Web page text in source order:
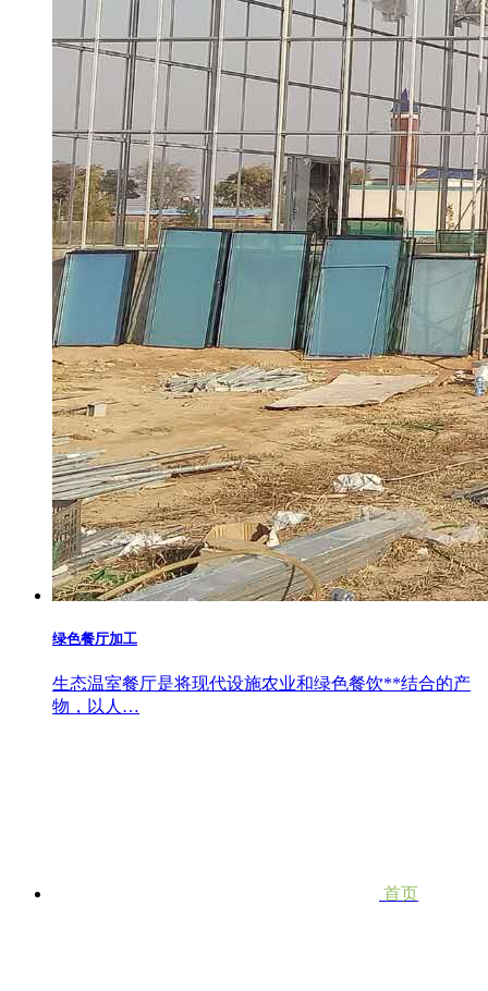
绿色餐厅加工
生态温室餐厅是将现代设施农业和绿色餐饮**结合的产
物，以人…
首页